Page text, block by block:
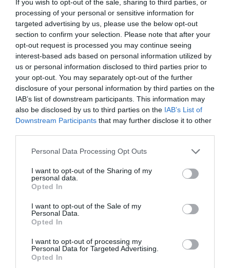
If you wish to opt-out of the sale, sharing to third parties, or
processing of your personal or sensitive information for
targeted advertising by us, please use the below opt-out
section to confirm your selection. Please note that after your
opt-out request is processed you may continue seeing
interest-based ads based on personal information utilized by
us or personal information disclosed to third parties prior to
your opt-out. You may separately opt-out of the further
disclosure of your personal information by third parties on the
IAB’s list of downstream participants. This information may
also be disclosed by us to third parties on the IAB’s List of
Downstream Participants that may further disclose it to other
Please note that this website/app uses one or more Google
not limited to your visit or usage behaviour. You may click to
grant or deny consent to Google and its third-party tags to
use your data for below specified purposes in below Google
consent section.
Personal Data Processing Opt Outs
I want to opt-out of the Sharing of my
personal data.
Opted In
I want to opt-out of the Sale of my
Personal Data.
Opted In
I want to opt-out of processing my
Personal Data for Targeted Advertising.
Opted In
Φλωρίδης: Έκφραση ραγιαδισμού ότι θα έρθουν
οι Ευρωπαίοι και θα μας κάνουν ντα
Ακολουθήστε το Lykavitos.gr
στο Google News
και μάθετε πρώτοι όλες τις
ειδήσεις
Στα «Παραπολιτικά»: Προς 30.000 προσλήψεις - Όλο το
σχέδιο του υπουργείου Εσωτερικών
Σκέρτσος: «ΠΑΣΟΚ και ΕΛΑΣ υποκαθιστούν την οικονομική
ανάλυση με πολιτική προπαγάνδα»
Κατρίνης: «Ανησυχητική η αδράνεια της κυβέρνησης στο
μεταβαλλόμενο γεωπολιτικό περιβάλλον»